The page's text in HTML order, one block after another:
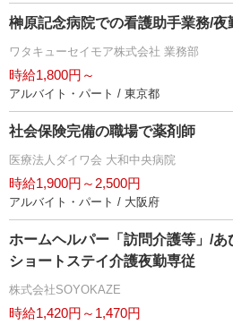
榊原記念病院での看護助手業務/夜
ワタキューセイモア株式会社 業務部
時給1,800円～
アルバイト・パート / 東京都
社会保険完備の職場で薬剤師
医療法人ダイワ会 大和中央病院
時給1,900円～2,500円
アルバイト・パート / 大阪府
ホームヘルパー「訪問介護等」/
ショートステイ介護夜勤専従
株式会社SOYOKAZE
時給1,420円～1,470円